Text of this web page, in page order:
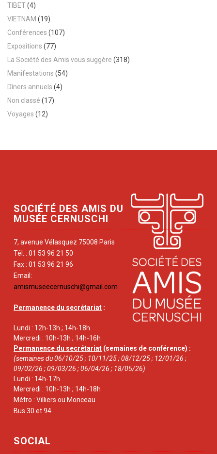
TIBET(4)
VIETNAM (19)
Conférences (107)
Expositions (77)
La Société des Amis vous suggère (318)
Manifestations (54)
Dîners annuels (4)
Non classé (17)
Voyages (12)
SOCIÉTÉ DES AMIS DU
MUSÉE CERNUSCHI
7, avenue Vélasquez 75008 Paris
Tél. : 01 53 96 21 50
Fax : 01 53 96 21 96
Email:
amismuseecernuschi@gmail.com
Permanence du secrétariat :
Lundi : 12h-13h ; 14h-18h
Mercredi : 10h-13h ; 14h-16h
Permanence du secrétariat (semaines de conférence) :
(semaines du 06/10/25 ; 10/11/25 ; 08/12/25 ; 12/01/26 ;
09/02/26 ; 09/03/26 ; 06/04/26 ; 18/05/26)
Lundi : 14h-17h
Mercredi : 10h-13h ; 14h-18h
Métro : Villiers ou Monceau
Bus 30 et 94
SOCIAL